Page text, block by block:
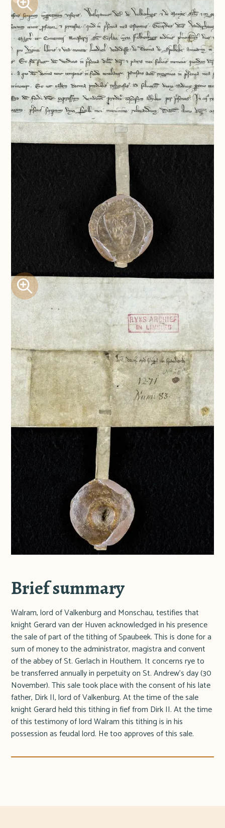
Brief summary
Walram, lord of Valkenburg and Monschau, testifies that
knight Gerard van der Huven acknowledged in his presence
the sale of part of the tithing of Spaubeek. This is done for a
sum of money to the administrator, magistra and convent
of the abbey of St. Gerlach in Houthem. It concerns rye to
be transferred annually in perpetuity on St. Andrew's day (30
November). This sale took place with the consent of his late
father, Dirk II, lord of Valkenburg. At the time of the sale
knight Gerard held this tithing in fief from Dirk II. At the time
of this testimony of lord Walram this tithing is in his
possession as feudal lord. He too approves of this sale.